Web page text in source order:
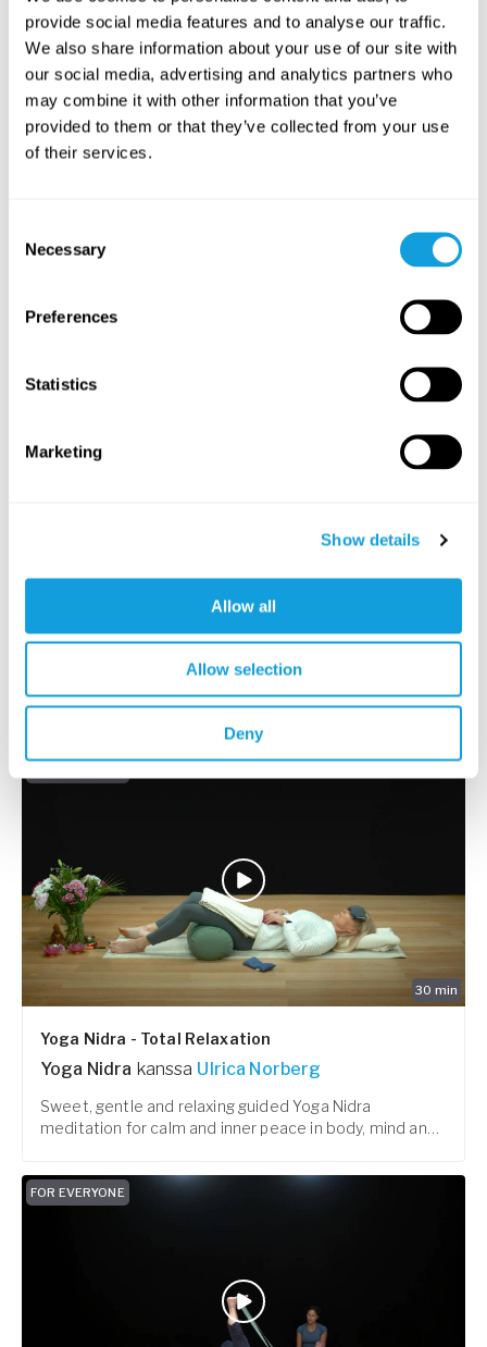
provide social media features and to analyse our traffic.
We also share information about your use of our site with
our social media, advertising and analytics partners who
may combine it with other information that you’ve
provided to them or that they’ve collected from your use
of their services.
Selection
Necessary
Preferences
Statistics
Marketing
Show details
Allow all
Allow selection
Deny
A guided session of deep relaxation to help lift your
Lift your spirits – slow flow
Slow flow kanssa Mona Anand
feeling low – perfect as a pre-flow to yoga nidra.
30 min
Yoga Nidra - Total Relaxation
Yoga Nidra kanssa Ulrica Norberg
Sweet, gentle and relaxing guided Yoga Nidra
meditation for calm and inner peace in body, mind and
FOR EVERYONE